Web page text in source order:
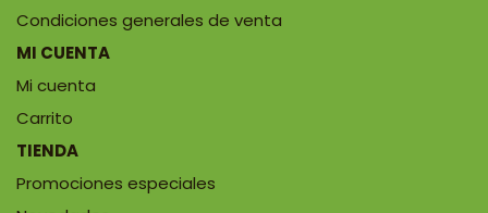
Condiciones generales de venta
MI CUENTA
Mi cuenta
Carrito
TIENDA
Promociones especiales